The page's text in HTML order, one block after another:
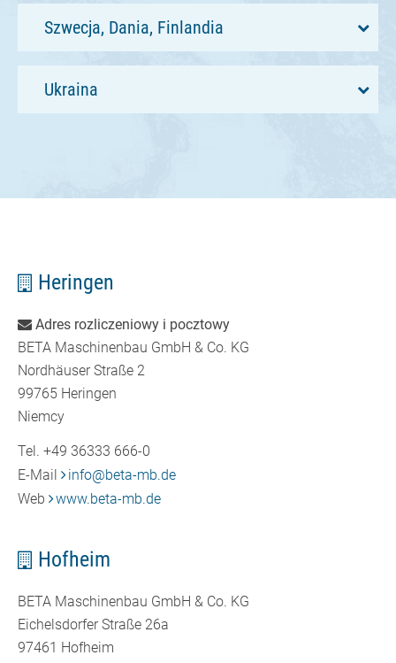
Szwecja, Dania, Finlandia
Ukraina
Heringen
Adres rozliczeniowy i pocztowy
BETA Maschinenbau GmbH & Co. KG
Nordhäuser Straße 2
99765 Heringen
Niemcy
Tel. +49 36333 666-0
E-Mail
info@beta-mb.de
Web
www.beta-mb.de
Hofheim
BETA Maschinenbau GmbH & Co. KG
Eichelsdorfer Straße 26a
97461 Hofheim